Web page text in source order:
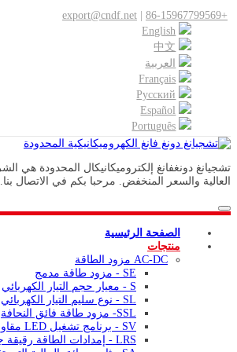
+86-15967799569
export@cndf.net
English
中文
العربية
Français
Pусский
Español
Português
العالية والسعر المنخفض. مرحبا بكم في الاتصال بنا.
الصفحة الرئيسية
منتجات
AC-DC مزود الطاقة
SE - مزود طاقة مدمج
S - معيار حجم التيار الكهربائي
SL - نوع سليم التيار الكهربائي
SSL- مزود طاقة فائق النحافة
SV - برنامج تشغيل LED مقاوم للماء
LRS - إمدادات الطاقة رقيقة جدا